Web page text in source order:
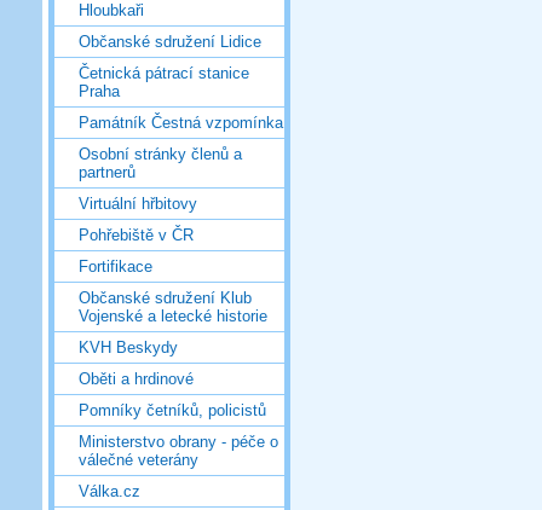
Hloubkaři
Občanské sdružení Lidice
Četnická pátrací stanice
Praha
Památník Čestná vzpomínka
Osobní stránky členů a
partnerů
Virtuální hřbitovy
Pohřebiště v ČR
Fortifikace
Občanské sdružení Klub
Vojenské a letecké historie
KVH Beskydy
Oběti a hrdinové
Pomníky četníků, policistů
Ministerstvo obrany - péče o
válečné veterány
Válka.cz